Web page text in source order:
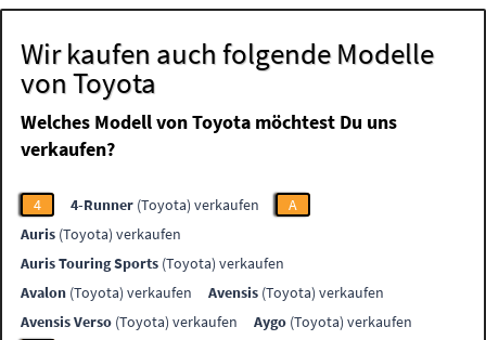
Wir kaufen auch folgende Modelle
von Toyota
Welches Modell von Toyota möchtest Du uns
verkaufen?
4 4-Runner (Toyota) verkaufen
A
Auris (Toyota) verkaufen
Auris Touring Sports (Toyota) verkaufen
Avalon (Toyota) verkaufen Avensis (Toyota) verkaufen
Avensis Verso (Toyota) verkaufen Aygo (Toyota) verkaufen